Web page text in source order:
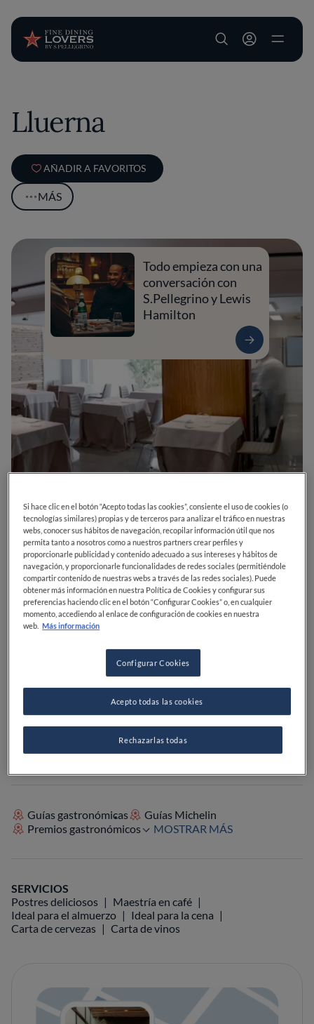
User account
Lluerna
AÑADIR A FAVORITOS
MÁS
0 0 0 0 0
Todo empieza con una
conversación con
S.Pellegrino y Lewis
Hamilton
Av. Pallaresa, 10408921Santa Coloma de GramenetBarcelona
España
CERRADO Abre elViernes, 13:30-15:30, 20:30-22:30
VER HORARIOS
Guías gastronómicas
Guías Michelin
Premios gastronómicos
MOSTRAR MÁS
SERVICIOS
Postres deliciosos
Maestría en café
Ideal para el almuerzo
Ideal para la cena
Carta de cervezas
Carta de vinos
Si hace clic en el botón “Acepto todas las cookies”, consiente el uso de cookies (o
tecnologías similares) propias y de terceros para analizar el tráfico en nuestras
webs, conocer sus hábitos de navegación, recopilar información útil que nos
permita tanto a nosotros como a nuestros partners crear perfiles y
proporcionarle publicidad y contenido adecuado a sus intereses y hábitos de
navegación, y proporcionarle funcionalidades de redes sociales (permitiéndole
compartir contenido de nuestras webs a través de las redes sociales). Puede
obtener más información en nuestra Política de Cookies y configurar sus
preferencias haciendo clic en el botón “Configurar Cookies” o, en cualquier
momento, accediendo al enlace de configuración de cookies en nuestra
web. Más información
Configurar Cookies
Rechazarlas todas
Acepto todas las cookies